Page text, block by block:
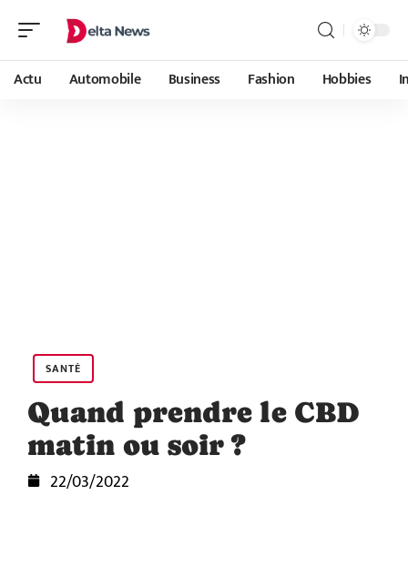
Actu Automobile Business Fashion Hobbies
SANTÉ
Quand prendre le CBD
matin ou soir ?
22/03/2022